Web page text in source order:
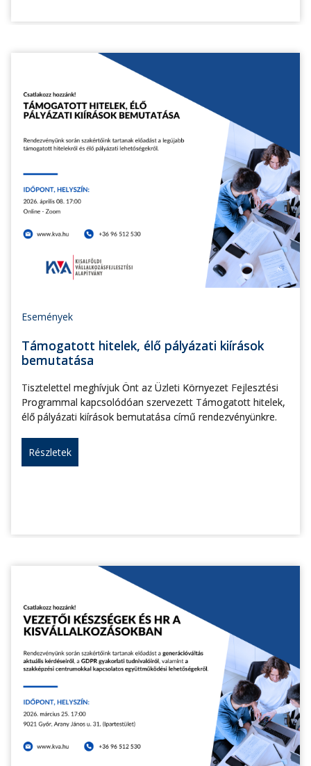
Események
Támogatott hitelek, élő pályázati kiírások
bemutatása
Tisztelettel meghívjuk Önt az Üzleti Környezet Fejlesztési
Programmal kapcsolódóan szervezett Támogatott hitelek,
élő pályázati kiírások bemutatása című rendezvényünkre.
Részletek